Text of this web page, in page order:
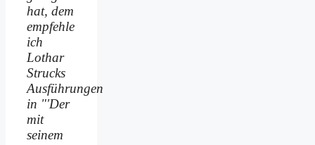
hat, dem
empfehle
ich
Lothar
Strucks
Ausführungen
in "'Der
mit
seinem